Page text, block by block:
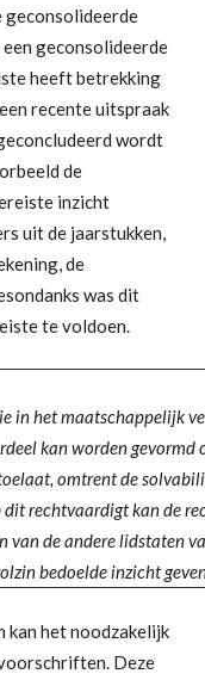
geconsolideerde
geconsolideerde
heeft betrekking
recente uitspraak
wordt
de
inzicht
uit de jaarstukken,
de
was dit
te voldoen.
in het maatschappelijk
kan worden
omtrent de
rechtvaardigt kan de
de andere lidstaten
bedoelde inzicht
kan het noodzakelijk
Deze